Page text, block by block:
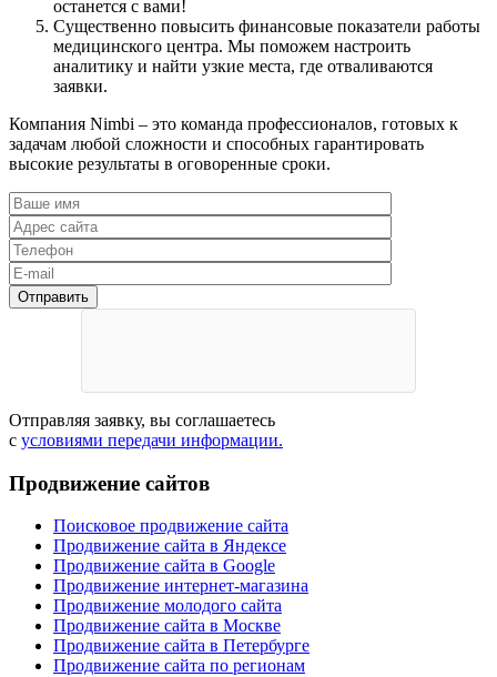
останется с вами!
Существенно повысить финансовые показатели работы
медицинского центра. Мы поможем настроить
аналитику и найти узкие места, где отваливаются
заявки.
Компания Nimbi – это команда профессионалов, готовых к
задачам любой сложности и способных гарантировать
высокие результаты в оговоренные сроки.
Отправляя заявку, вы соглашаетесь
с условиями передачи информации.
Продвижение сайтов
Поисковое продвижение сайта
Продвижение сайта в Яндексе
Продвижение сайта в Google
Продвижение интернет-магазина
Продвижение молодого сайта
Продвижение сайта в Москве
Продвижение сайта в Петербурге
Продвижение сайта по регионам